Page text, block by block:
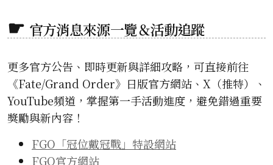
官方消息來源一覽＆活動追蹤
更多官方公告、即時更新與詳細攻略，可直接前往
《Fate/Grand Order》日版官方網站、X（推特）、
YouTube頻道，掌握第一手活動進度，避免錯過重要
獎勵與新內容！
FGO「冠位戴冠戰」特設網站
FGO官方網站